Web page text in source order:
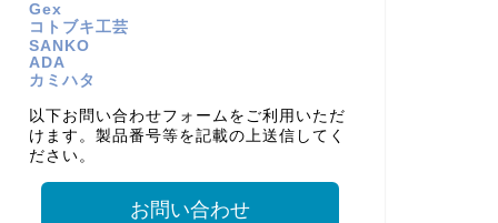
Gex
コトブキ工芸
SANKO
ADA
カミハタ
以下お問い合わせフォームをご利用いただ
けます。製品番号等を記載の上送信してく
ださい。
お問い合わせ